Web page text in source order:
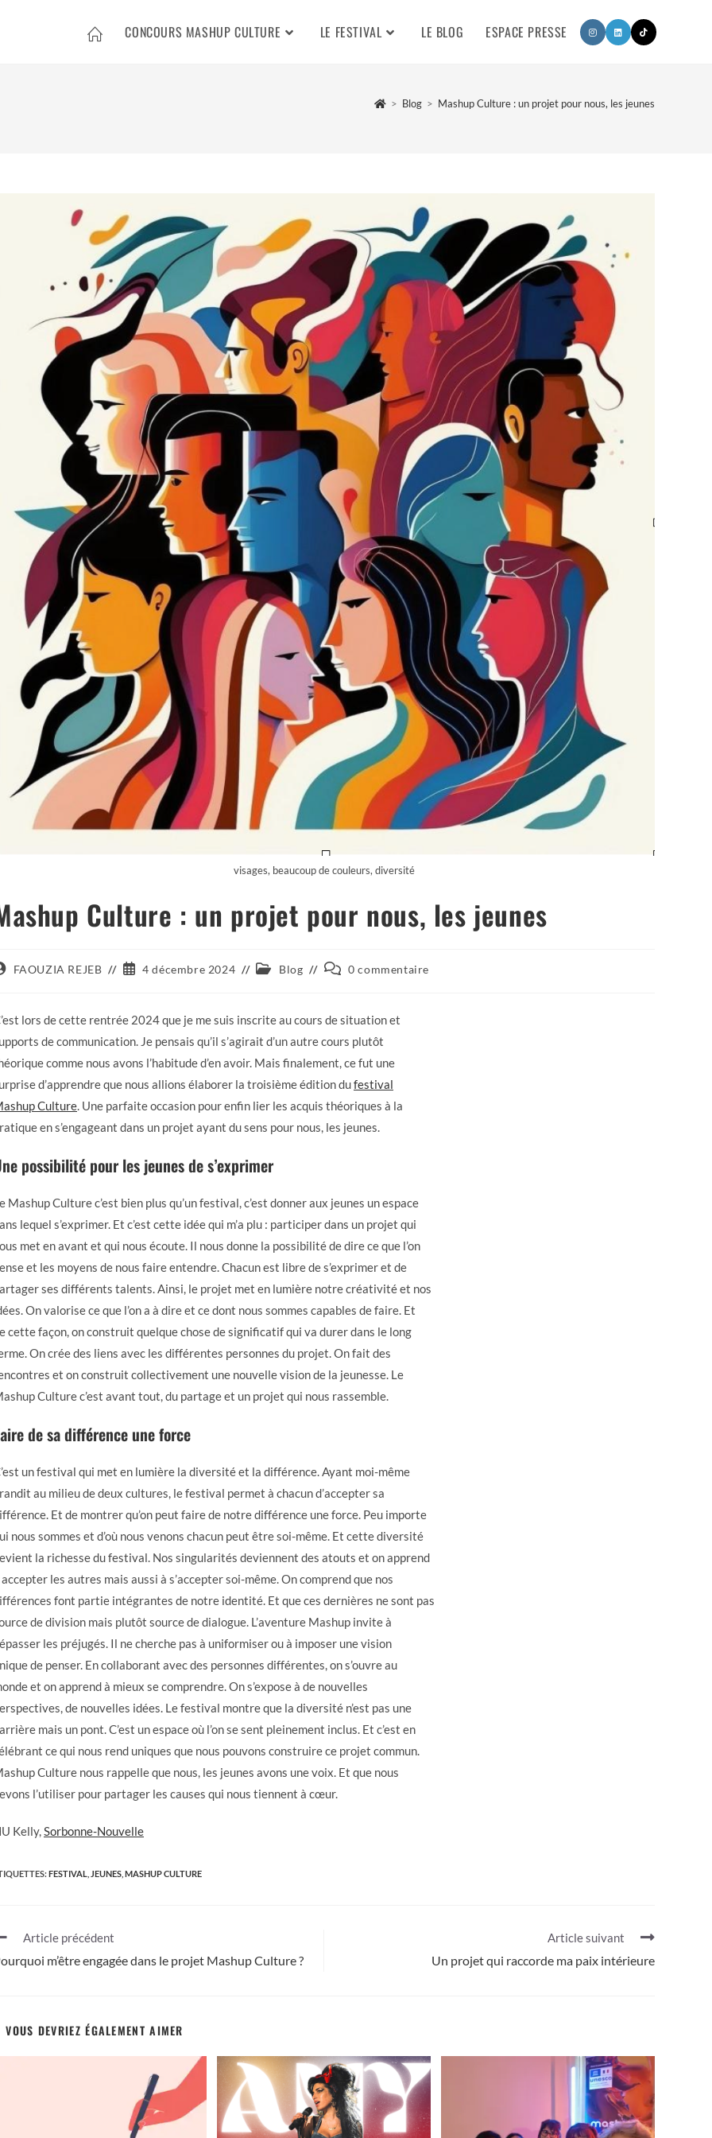
CONCOURS MASHUP CULTURE LE FESTIVAL LE BLOG ESPACE PRESSE
> Blog > Mashup Culture : un projet pour nous, les jeunes
visages, beaucoup de couleurs, diversité
Culture : un projet pour nous, les jeunes
FAOUZIA REJEB 4 décembre 2024 Blog 0 commentaire
lors de cette rentrée 2024 que je me suis inscrite au cours de situation et
de communication. Je pensais qu’il s’agirait d’un autre cours plutôt
comme nous avons l’habitude d’en avoir. Mais finalement, ce fut une
d’apprendre que nous allions élaborer la troisième édition dufestival
Culture . Une parfaite occasion pour enfin lier les acquis théoriques à la
en s’engageant dans un projet ayant du sens pour nous, les jeunes.
possibilité pour les jeunes de s’exprimer
Mashup Culture c’est bien plus qu’un festival, c’est donner aux jeunes un espace
lequel s’exprimer. Et c’est cette idée qui m’a plu : participer dans un projet qui
met en avant et qui nous écoute. Il nous donne la possibilité de dire ce que l’on
et les moyens de nous faire entendre. Chacun est libre de s’exprimer et de
ses différents talents. Ainsi, le projet met en lumière notre créativité et nos
On valorise ce que l’on a à dire et ce dont nous sommes capables de faire. Et
cette façon, on construit quelque chose de significatif qui va durer dans le long
On crée des liens avec les différentes personnes du projet. On fait des
et on construit collectivement une nouvelle vision de la jeunesse. Le
Culture c’est avant tout, du partage et un projet qui nous rassemble.
de sa différence une force
un festival qui met en lumière la diversité et la différence. Ayant moi-même
au milieu de deux cultures, le festival permet à chacun d’accepter sa
Et de montrer qu’on peut faire de notre différence une force. Peu importe
nous sommes et d’où nous venons chacun peut être soi-même. Et cette diversité
la richesse du festival. Nos singularités deviennent des atouts et on apprend
les autres mais aussi à s’accepter soi-même. On comprend que nos
font partie intégrantes de notre identité. Et que ces dernières ne sont pas
de division mais plutôt source de dialogue. L’aventure Mashup invite à
les préjugés. Il ne cherche pas à uniformiser ou à imposer une vision
de penser. En collaborant avec des personnes différentes, on s’ouvre au
et on apprend à mieux se comprendre. On s’expose à de nouvelles
de nouvelles idées. Le festival montre que la diversité n’est pas une
mais un pont. C’est un espace où l’on se sent pleinement inclus. Et c’est en
ce qui nous rend uniques que nous pouvons construire ce projet commun.
Culture nous rappelle que nous, les jeunes avons une voix. Et que nous
l’utiliser pour partager les causes qui nous tiennent à cœur.
Kelly, Sorbonne-Nouvelle
:FESTIVAL JEUNES MASHUP CULTURE
Article précédent
m’être engagée dans le projet Mashup Culture ?
Article suivant
Un projet qui raccorde ma paix intérieure
VOUS DEVRIEZ ÉGALEMENT AIMER